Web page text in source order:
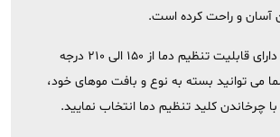
آسان و راحت کرده است.
اتو مو نانو پرومکس دارای قابلیت تنظیم دما از 150 الی 210 درجه
می توانید بسته به نوع و بافت موهای خود،
با چرخاندن کلید تنظیم دما انتخاب نمایید.